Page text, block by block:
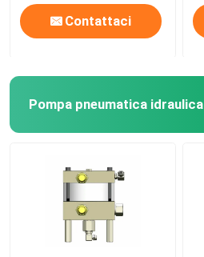
Contattaci
Pompa pneumatica idraulica